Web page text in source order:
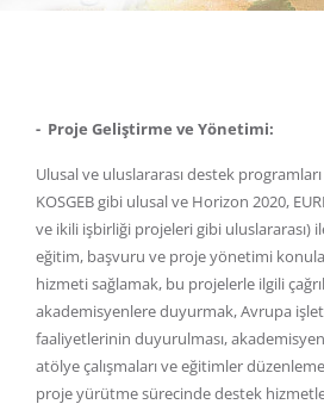
- Proje Geliştirme ve Yönetimi:
Ulusal ve uluslararası destek programları
KOSGEB gibi ulusal ve Horizon 2020,
ve ikili işbirliği projeleri gibi uluslararası)
eğitim, başvuru ve proje yönetimi
hizmeti sağlamak, bu projelerle ilgili
akademisyenlere duyurmak, Avrupa
faaliyetlerinin duyurulması,
atölye çalışmaları ve eğitimler
proje yürütme sürecinde destek